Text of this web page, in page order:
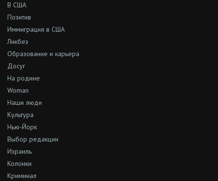
В США
Позитив
Иммиграция в США
Ликбез
Образование и карьера
Досуг
На родине
Woman
Наши люди
Культура
Нью-Йорк
Выбор редакции
Израиль
Колонки
Криминал